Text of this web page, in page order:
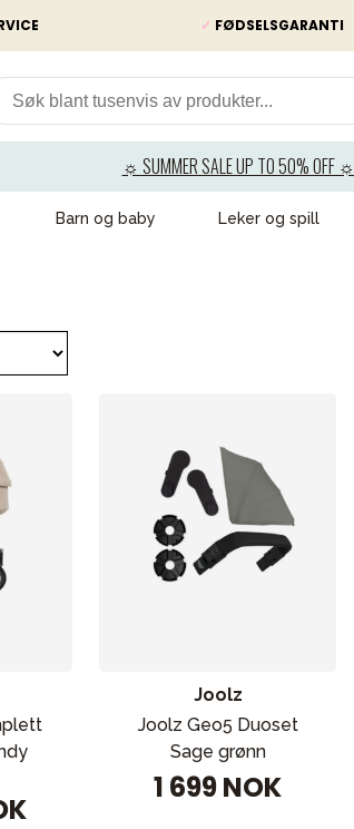
✓ FØDSELSGARANTI
☼ SUMMER SALE UP TO 50% OFF ☼
Barn og baby Leker og spill
Joolz
Joolz Geo5 Duoset
Sage grønn
1 699 NOK